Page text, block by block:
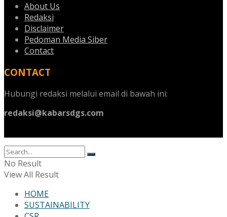
About Us
Redaksi
Disclaimer
Pedoman Media Siber
Contact
CONTACT
Hubungi redaksi melalui email di bawah ini:
redaksi@kabarsdgs.com
No Result
View All Result
HOME
SUSTAINABILITY